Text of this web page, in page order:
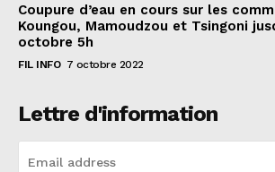
Coupure d’eau en cours sur les
Koungou, Mamoudzou et Tsingoni
octobre 5h
FIL INFO 7 octobre 2022
Lettre d'information